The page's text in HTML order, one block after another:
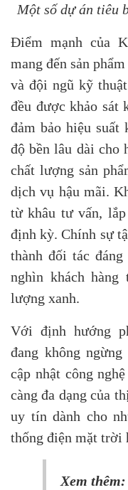
Một số dự án tiêu
Điểm mạnh của
mang đến sản
và đội ngũ kỹ
đều được khảo sát
đảm bảo hiệu suất
độ bền lâu dài cho
chất lượng sản
dịch vụ hậu mãi.
từ khâu tư vấn,
định kỳ. Chính sự
thành đối tác
nghìn khách hàng
lượng xanh.
Với định hướng
đang không
cập nhật công
càng đa dạng của
uy tín dành cho
thống điện mặt trời
Xem thêm: